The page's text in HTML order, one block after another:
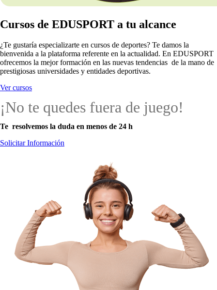
Cursos de EDUSPORT a tu alcance
¿Te gustaría especializarte en cursos de deportes? Te damos la
bienvenida a la plataforma referente en la actualidad. En EDUSPORT
ofrecemos la mejor formación en las nuevas tendencias de la mano de
prestigiosas universidades y entidades deportivas.
Ver cursos
¡No te quedes fuera de juego!
Te resolvemos la duda en menos de 24 h
Solicitar Información